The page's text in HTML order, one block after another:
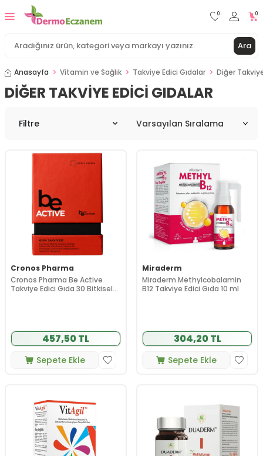
Ara
0 0
Anasayfa Vitamin ve Sağlık Takviye Edici Gıdalar Diğer
DIĞER TAKVIYE EDICI GIDALAR
Filtre
Cronos Pharma
Cronos Pharma Be Active
Takviye Edici Gıda 30 Bitkisel
457,50 TL
Sepete Ekle
Miraderm
Miraderm Methylcobalamin
B12 Takviye Edici Gıda 10 ml
304,20 TL
Sepete Ekle